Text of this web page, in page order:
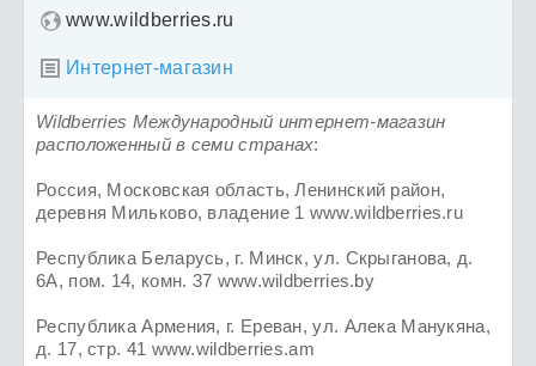
www.wildberries.ru
 Интернет-магазин
Wildberries Международный интернет-магазин
расположенный в семи странах:
Россия, Московская область, Ленинский район,
деревня Мильково, владение 1 www.wildberries.ru
Республика Беларусь, г. Минск, ул. Скрыганова, д.
6А, пом. 14, комн. 37 www.wildberries.by
Республика Армения, г. Ереван, ул. Алека Манукяна,
д. 17, стр. 41 www.wildberries.am